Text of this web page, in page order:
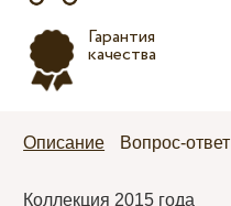
Гарантия
качества
Описание Вопрос-ответ
Коллекция 2015 года